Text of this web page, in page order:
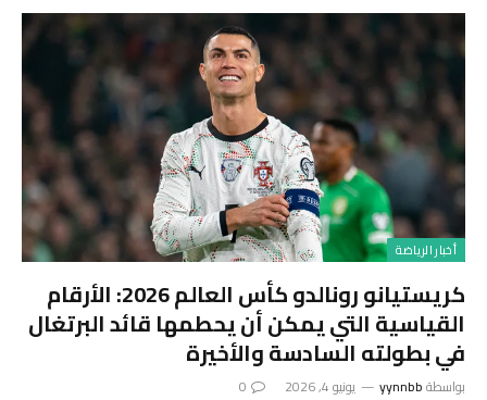
أخبار الرياضة
كريستيانو رونالدو كأس العالم 2026: الأرقام
القياسية التي يمكن أن يحطمها قائد البرتغال
في بطولته السادسة والأخيرة
بواسطةyynnbb يونيو 4, 2026 0